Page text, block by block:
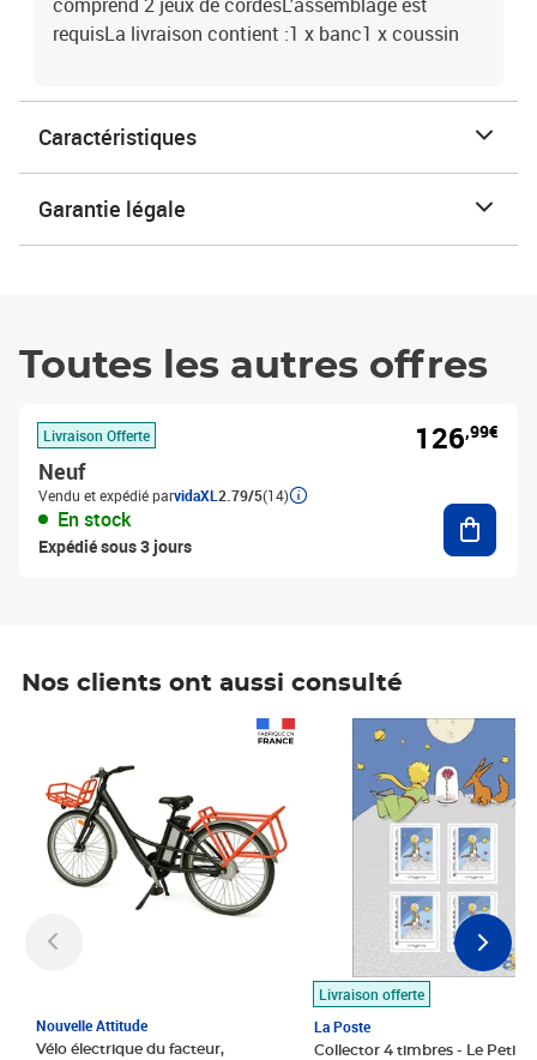
requisLa livraison contient :1 x banc1 x coussin
Caractéristiques
Garantie légale
Toutes les autres offres
Livraison Offerte
Neuf
Vendu et expédié parvidaXL 2.79/5(14)
En stock
Expédié sous 3 jours
126,99€
Nos clients ont aussi consulté
Nouvelle Attitude
Vélo électrique du facteur,
Livraison offerte
La Poste
Collector 4 timbres - Le Petit
Prix 7,50€